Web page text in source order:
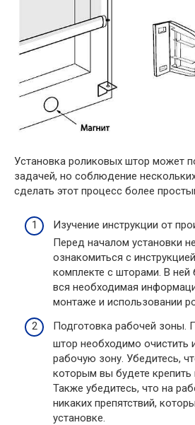
Установка роликовых штор может
задачей, но соблюдение
сделать этот процесс более
Изучение инструкции от
Перед началом установки
ознакомиться с
комплекте с шторами. В ней
вся необходимая
монтаже и использовании
Подготовка рабочей зоны.
штор необходимо очистить
рабочую зону. Убедитесь,
которым вы будете крепить
Также убедитесь, что на
никаких препятствий,
установке.